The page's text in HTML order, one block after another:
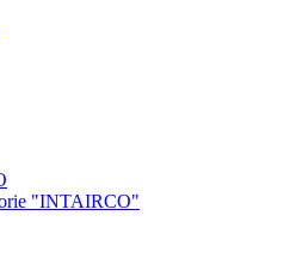
"INTAIRCO"